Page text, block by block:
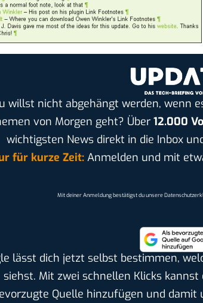
willst nicht abgehängt werden, wenn
von Morgen geht? Über 12.000
wichtigsten News direkt in die Inbox
für kurze Zeit:Anmelden und mit
Mit deiner Anmeldung bestätigst du unsere
lässt dich jetzt selbst bestimmen,
siehst. Mit zwei schnellen Klicks kannst
Quelle hinzufügen und damit